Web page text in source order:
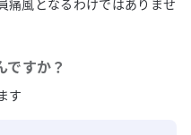
痛風となるわけではありませ
ですか？
す